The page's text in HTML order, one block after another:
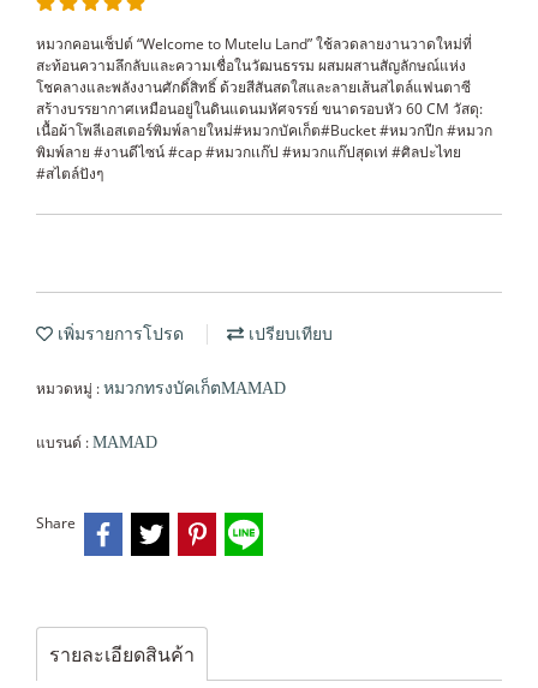
หมวกคอนเซ็ปต์ “Welcome to Mutelu Land” ใช้ลวดลายงานวาดใหม่ที่
สะท้อนความลึกลับและความเชื่อในวัฒนธรรม ผสมผสานสัญลักษณ์แห่ง
โชคลางและพลังงานศักดิ์สิทธิ์ ด้วยสีสันสดใสและลายเส้นสไตล์แฟนตาซี
สร้างบรรยากาศเหมือนอยู่ในดินแดนมหัศจรรย์ ขนาดรอบหัว 60 CM วัสดุ:
เนื้อผ้าโพลีเอสเตอร์พิมพ์ลายใหม่#หมวกบัคเก็ต#Bucket #หมวกปีก #หมวก
พิมพ์ลาย #งานดีไซน์ #cap #หมวกเเก๊ป #หมวกแก๊ปสุดเท่ #ศิลปะไทย
#สไตล์ปังๆ
เพิ่มรายการโปรด เปรียบเทียบ
หมวดหมู่ : หมวกทรงบัคเก็ตMAMAD
แบรนด์ : MAMAD
Share
รายละเอียดสินค้า